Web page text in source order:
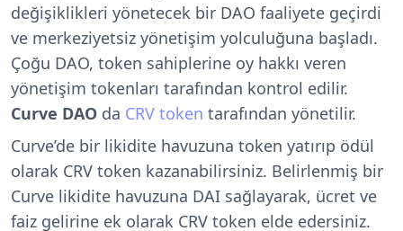
değişiklikleri yönetecek bir DAO faaliyete geçirdi
ve merkeziyetsiz yönetişim yolculuğuna başladı.
Çoğu DAO, token sahiplerine oy hakkı veren
yönetişim tokenları tarafından kontrol edilir.
Curve DAO da CRV token tarafından yönetilir.
Curve’de bir likidite havuzuna token yatırıp ödül
olarak CRV token kazanabilirsiniz. Belirlenmiş bir
Curve likidite havuzuna DAI sağlayarak, ücret ve
faiz gelirine ek olarak CRV token elde edersiniz.